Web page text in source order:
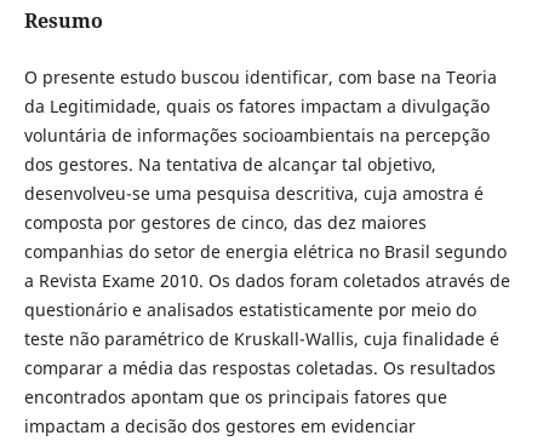
Resumo
O presente estudo buscou identificar, com base na Teoria
da Legitimidade, quais os fatores impactam a divulgação
voluntária de informações socioambientais na percepção
dos gestores. Na tentativa de alcançar tal objetivo,
desenvolveu-se uma pesquisa descritiva, cuja amostra é
composta por gestores de cinco, das dez maiores
companhias do setor de energia elétrica no Brasil segundo
a Revista Exame 2010. Os dados foram coletados através de
questionário e analisados estatisticamente por meio do
teste não paramétrico de Kruskall-Wallis, cuja finalidade é
comparar a média das respostas coletadas. Os resultados
encontrados apontam que os principais fatores que
impactam a decisão dos gestores em evidenciar